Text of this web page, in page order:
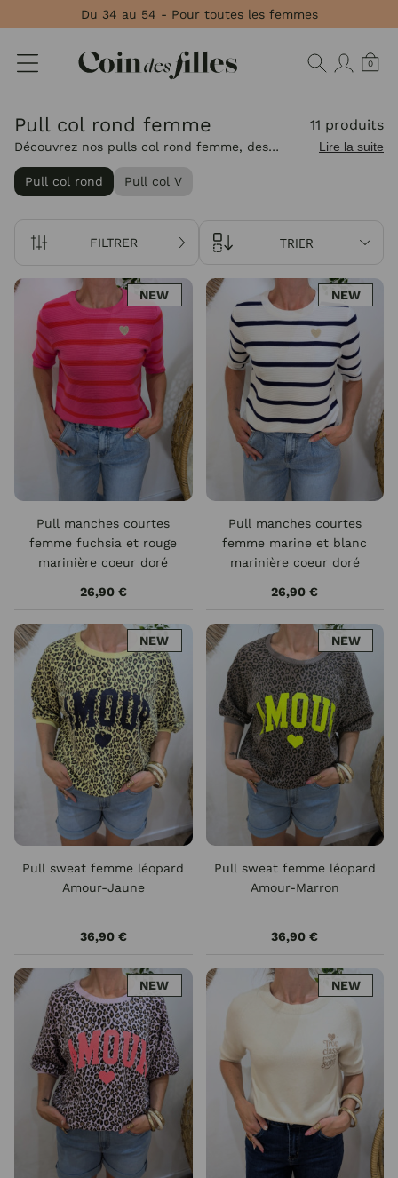
Du 34 au 54 - Pour toutes les femmes
0
Pull col rond femme 11 produits
Découvrez nos pulls col rond femme, des
modèles au col classique et élégant qui
apportent une touche équilibrée à vos looks du
Lire la suite
Pull col rond Pull col V
FILTRER TRIER
NEW
Pull manches courtes
femme fuchsia et rouge
marinière coeur doré
26,90 €
NEW
Pull manches courtes
femme marine et blanc
marinière coeur doré
26,90 €
NEW
Pull sweat femme léopard
Amour-Jaune
36,90 €
NEW
Pull sweat femme léopard
Amour-Marron
36,90 €
NEW NEW
Panneau de gestion des cookies